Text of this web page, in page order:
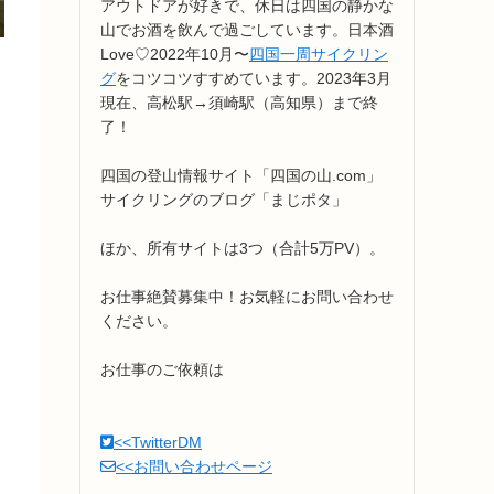
アウトドアが好きで、休日は四国の静かな
山でお酒を飲んで過ごしています。日本酒
Love♡2022年10月〜四国一周サイクリン
グをコツコツすすめています。2023年3月
現在、高松駅→須崎駅（高知県）まで終
了！
四国の登山情報サイト「四国の山.com」
サイクリングのブログ「まじポタ」
ほか、所有サイトは3つ（合計5万PV）。
お仕事絶賛募集中！お気軽にお問い合わせ
ください。
お仕事のご依頼は
<<TwitterDM
<<お問い合わせページ